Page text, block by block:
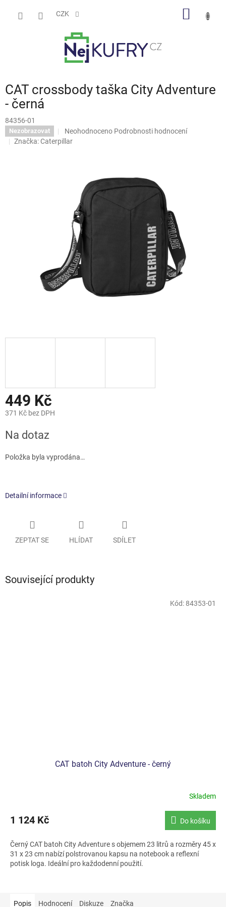
CZK
CAT crossbody taška City Adventure
- černá
84356-01
Nezobrazovat
Průměrné
hodnocení
hvězdiček.
Neohodnoceno Podrobnosti hodnocení
Značka:Caterpillar
449 Kč
371 Kč bez DPH
cena:
Na dotaz
Položka byla vyprodána…
Detailní informace
ZEPTAT SE HLÍDAT SDÍLET
Související produkty
CAT batoh City Adventure - černý
Skladem
1 124 Kč Do košíku
Černý CAT batoh City Adventure s objemem 23 litrů a rozměry 45 x
31 x 23 cm nabízí polstrovanou kapsu na notebook a reflexní
potisk loga. Ideální pro každodenní použití.
Kód: 84353-01
Popis Hodnocení Diskuze Značka